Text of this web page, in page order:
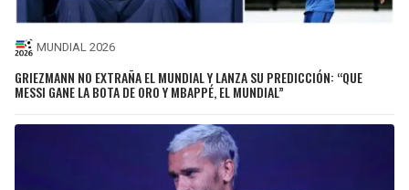
MUNDIAL 2026
GRIEZMANN NO EXTRAÑA EL MUNDIAL Y LANZA SU PREDICCIÓN: “QUE
MESSI GANE LA BOTA DE ORO Y MBAPPÉ, EL MUNDIAL”